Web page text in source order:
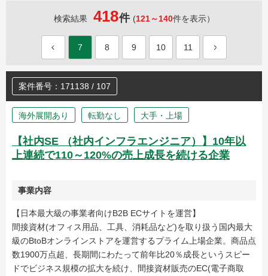
検索結果 418件 (121～140件を表示）
7 8 9 10 11
案件番号：171138 / 107
海外展開あり 転勤なし 大手・上場
【社内SE （社内インフラエンジニア）】10年以
上連続で110～120%の売上成長を続ける企業
事業内容
【日本最大級の事業者向けB2B ECサイトを運営】
間接資材(オフィス用品、工具、消耗品など)を取り扱う国内最大
級のBtoBオンラインストアを運営するプライム上場企業。商品点
数1900万点超、長期間にわたって前年比20％成長というスピー
ドでビジネス規模の拡大を続け、間接資材販売のEC(電子商取